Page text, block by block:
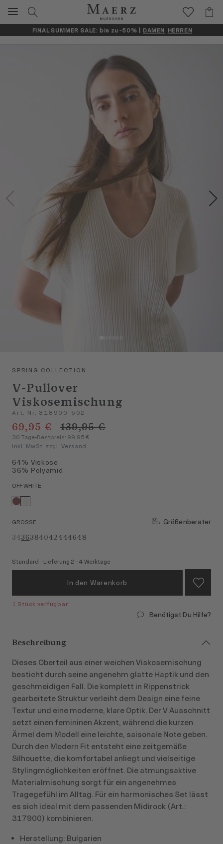
FINAL SUMMER SALE: bis zu -50% | DAMEN HERREN
Artikelbilder überspringen
SPRING COLLECTION
V-Pullover
Viskosemischung
Art. Nr. 318900-502
69,95 € 139,95 €
30 Tage-Bestpreis: 99,95 €
inkl. MwSt. zzgl. Versand
64% Viskose
36% Polyamid
OFF WHITE
GRÖSSE
Größenberater
3436384042444648
Standard - Lieferung 2 - 4 Werktage
In den Warenkorb
1 Stück verfügbar
Benötigst Du Hilfe?
Beschreibung
Dieses Oberteil aus einer weichen Viskosemischung
besticht durch seine angenehm glatte Haptik und den
geschmeidigen Fall. Die komplett in Rippenstrick
gearbeitete Struktur verleiht dem Design eine feine
Textur und eine moderne, klare Optik. Der V Ausschnitt
setzt einen femininen Akzent, während die kurzen
Ärmel dem Modell eine leichte, saisonale Note geben.
Durch den Modern Fit entsteht eine zeitgemäße
Silhouette, die komfortabel anliegt und vielseitige
Stylingmöglichkeiten eröffnet. Die atmungsaktive
Materialmischung sorgt für ein angenehmes
Tragegefühl im Alltag. Für ein harmonisches Set lässt
es sich ideal mit dem passenden Midirock (Art.:
317900) kombinieren.
Herstellung: Bulgarien